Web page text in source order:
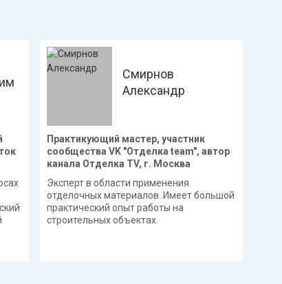
Смирнов
Александр
Практикующий мастер, участник
сообщества VK "Отделка team", автор
канала Отделка TV, г. Москва
Эксперт в области применения
отделочных материалов. Имеет большой
практический опыт работы на
строительных объектах.